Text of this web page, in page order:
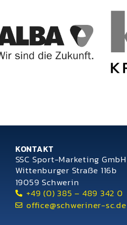
KONTAKT
SSC Sport-Marketing GmbH
Wittenburger Straße 116b
19059 Schwerin
+49 (0) 385 – 489 342 0
office@schweriner-sc.de